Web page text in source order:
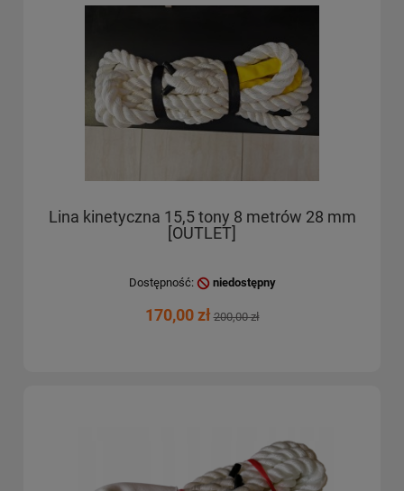
Lina kinetyczna 15,5 tony 8 metrów 28 mm
[OUTLET]
Dostępność: niedostępny
170,00 zł 200,00 zł